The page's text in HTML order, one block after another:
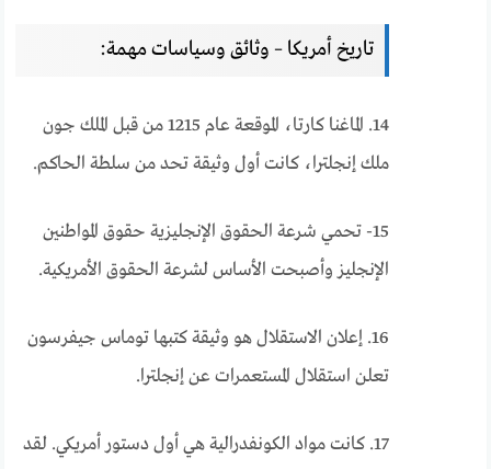
تاريخ أمريكا – وثائق وسياسات مهمة:
14. الماغنا كارتا، الموقعة عام 1215 من قبل الملك جون
ملك إنجلترا، كانت أول وثيقة تحد من سلطة الحاكم.
15- تحمي شرعة الحقوق الإنجليزية حقوق المواطنين
الإنجليز وأصبحت الأساس لشرعة الحقوق الأمريكية.
16. ​​إعلان الاستقلال هو وثيقة كتبها توماس جيفرسون
تعلن استقلال المستعمرات عن إنجلترا.
17. كانت مواد الكونفدرالية هي أول دستور أمريكي. لقد